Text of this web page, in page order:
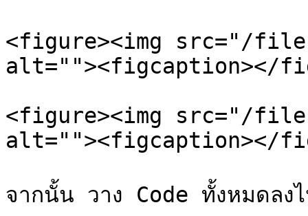
<figure><img src="/
alt=""><figcaption></
<figure><img src="/files/
alt=""><figcaption></
จากนั้น วาง Code ทั้งหมดลง